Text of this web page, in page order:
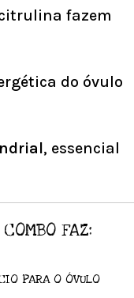
fazem
do óvulo
, essencial
FAZ:
PARA O ÓVULO